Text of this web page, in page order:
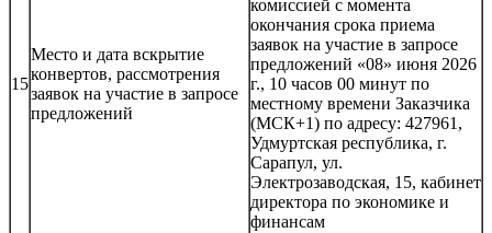
15
Место и дата вскрытие
конвертов, рассмотрения
заявок на участие в запросе
предложений
комиссией с момента
окончания срока приема
заявок на участие в запросе
предложений «08» июня 2026
г., 10 часов 00 минут по
местному времени Заказчика
(МСК+1) по адресу: 427961,
Удмуртская республика, г.
Сарапул, ул.
Электрозаводская, 15, кабинет
директора по экономике и
финансам